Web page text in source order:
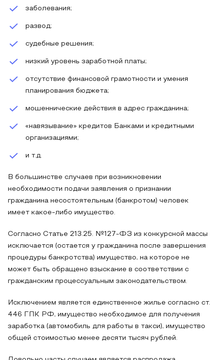
заболевания;
развод;
судебные решения;
низкий уровень заработной платы;
отсутствие финансовой грамотности и умения
планирования бюджета;
мошеннические действия в адрес гражданина;
«навязывание» кредитов Банками и кредитными
организациями;
и т.д.
В большинстве случаев при возникновении
необходимости подачи заявления о признании
гражданина несостоятельным (банкротом) человек
имеет какое-либо имущество.
Согласно Статье 213.25. №127-ФЗ из конкурсной массы
исключается (остается у гражданина после завершения
процедуры банкротства) имущество, на которое не
может быть обращено взыскание в соответствии с
гражданским процессуальным законодательством.
Исключением является единственное жилье согласно ст.
446 ГПК РФ, имущество необходимое для получения
заработка (автомобиль для работы в такси), имущество
общей стоимостью менее десяти тысяч рублей.